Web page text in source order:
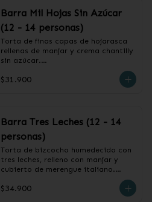
Barra Mil Hojas Sin Azúcar
(12 - 14 personas)
Torta de finas capas de hojarasca
rellenas de manjar y crema chantilly
sin azúcar.
❄️ Producto Congelado
$31.900
Barra Tres Leches (12 - 14
personas)
Torta de bizcocho humedecido con
tres leches, relleno con manjar y
cubierto de merengue italiano.
❄️ Producto Congelado
$34.900